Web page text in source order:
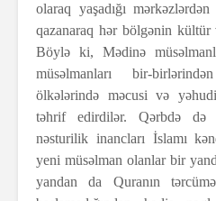
olaraq yaşadığı
qazanaraq hər bölgənin
Böylə ki, Mədinə
müsəlmanları bir-
ölkələrində məcusi və
təhrif edirdilər. Qərbdə də
nəsturilik inancları İslamı
yeni müsəlman olanlar bir
yandan da Quranın